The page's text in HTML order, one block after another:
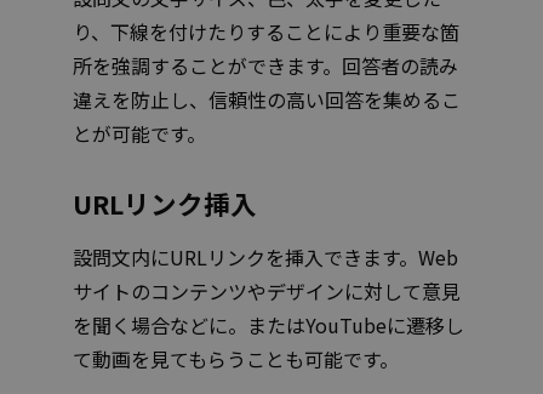
り、下線を付けたりすることにより重要な箇
所を強調することができます。回答者の読み
違えを防止し、信頼性の高い回答を集めるこ
とが可能です。
URLリンク挿入
設問文内にURLリンクを挿入できます。Web
サイトのコンテンツやデザインに対して意見
を聞く場合などに。またはYouTubeに遷移し
て動画を見てもらうことも可能です。